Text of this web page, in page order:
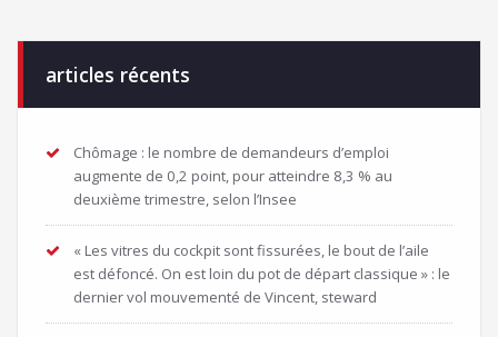
articles récents
Chômage : le nombre de demandeurs d’emploi
augmente de 0,2 point, pour atteindre 8,3 % au
deuxième trimestre, selon l’Insee
« Les vitres du cockpit sont fissurées, le bout de l’aile
est défoncé. On est loin du pot de départ classique » : le
dernier vol mouvementé de Vincent, steward